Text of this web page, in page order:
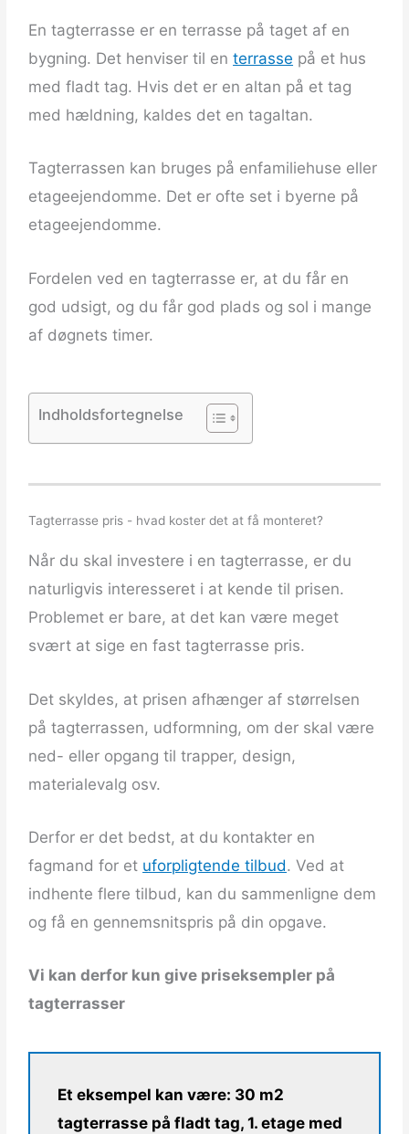
En tagterrasse er en terrasse på taget af en
bygning. Det henviser til enterrasse på et hus
med fladt tag. Hvis det er en altan på et tag
med hældning, kaldes det en tagaltan.
Tagterrassen kan bruges på enfamiliehuse eller
etageejendomme. Det er ofte set i byerne på
etageejendomme.
Fordelen ved en tagterrasse er, at du får en
god udsigt, og du får god plads og sol i mange
af døgnets timer.
Indholdsfortegnelse
Tagterrasse pris - hvad koster det at få monteret?
Når du skal investere i en tagterrasse, er du
naturligvis interesseret i at kende til prisen.
Problemet er bare, at det kan være meget
svært at sige en fast tagterrasse pris.
Det skyldes, at prisen afhænger af størrelsen
på tagterrassen, udformning, om der skal være
ned- eller opgang til trapper, design,
materialevalg osv.
Derfor er det bedst, at du kontakter en
fagmand for et uforpligtende tilbud. Ved at
indhente flere tilbud, kan du sammenligne dem
og få en gennemsnitspris på din opgave.
Vi kan derfor kun give priseksempler på
tagterrasser
Et eksempel kan være: 30 m2
tagterrasse på fladt tag, 1. etage med